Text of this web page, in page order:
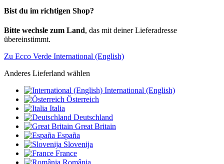
Bist du im richtigen Shop?
Bitte wechsle zum Land, das mit deiner Lieferadresse
übereinstimmt.
Zu Ecco Verde International (English)
Anderes Lieferland wählen
International (English)
Österreich
Italia
Deutschland
Great Britain
España
Slovenija
France
România